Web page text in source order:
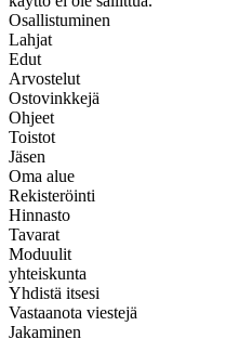
Osallistuminen
Lahjat
Edut
Arvostelut
Ostovinkkejä
Ohjeet
Toistot
Jäsen
Oma alue
Rekisteröinti
Hinnasto
Tavarat
Moduulit
yhteiskunta
Yhdistä itsesi
Vastaanota viestejä
Jakaminen